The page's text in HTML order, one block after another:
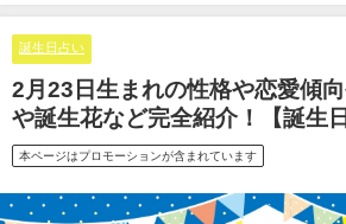
名人や誕生花など完全紹介！【誕生日占い】
誕生日占い
2月23日生まれの性格や恋愛傾
や誕生花など完全紹介！【誕生
本ページはプロモーションが含まれています